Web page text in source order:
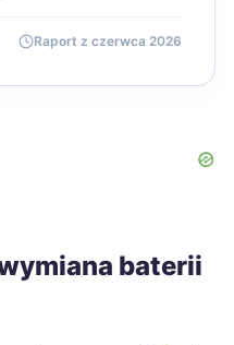
Raport z czerwca 2026
baterii